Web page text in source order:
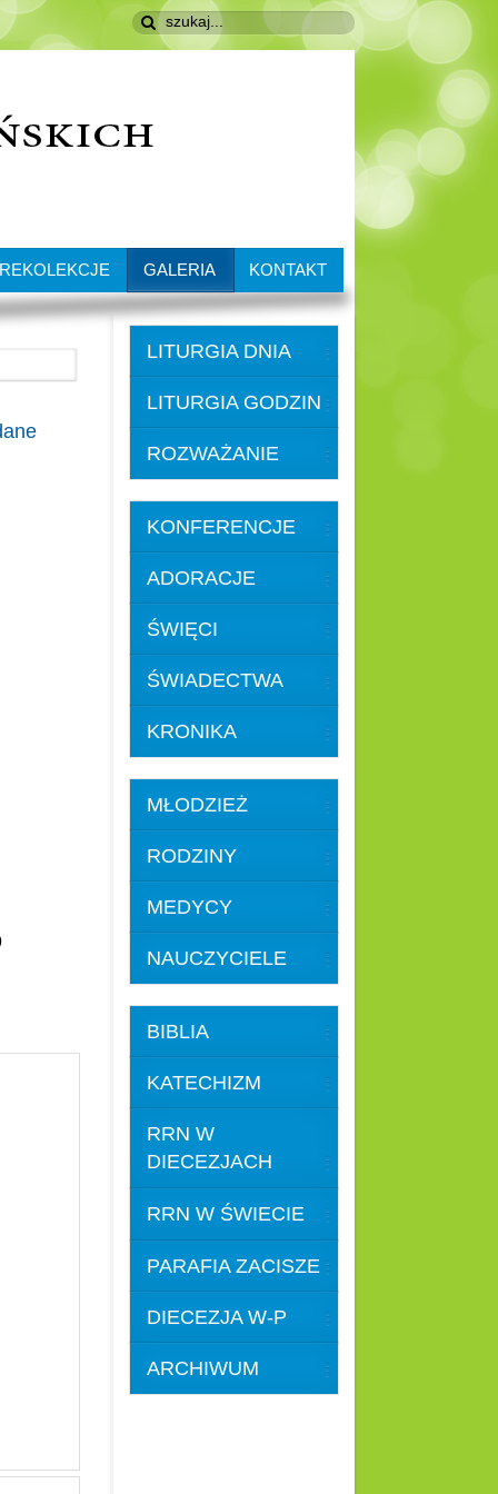
GALERIA KONTAKT
LITURGIA DNIA
LITURGIA GODZIN
ROZWAŻANIE
KONFERENCJE
ADORACJE
ŚWIĘCI
ŚWIADECTWA
KRONIKA
MŁODZIEŻ
RODZINY
MEDYCY
NAUCZYCIELE
BIBLIA
KATECHIZM
RRN W
DIECEZJACH
RRN W ŚWIECIE
PARAFIA ZACISZE
DIECEZJA W-P
ARCHIWUM